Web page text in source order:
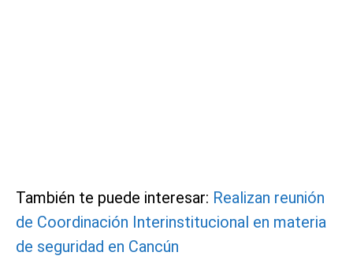
También te puede interesar: Realizan reunión
de Coordinación Interinstitucional en materia
de seguridad en Cancún